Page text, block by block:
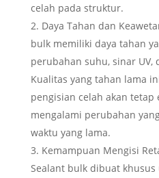
celah pada struktur.
Daya Tahan dan
bulk memiliki daya tahan
perubahan suhu, sinar UV,
Kualitas yang tahan lama
pengisian celah akan
mengalami perubahan
waktu yang lama.
Kemampuan Mengisi
Sealant bulk dibuat